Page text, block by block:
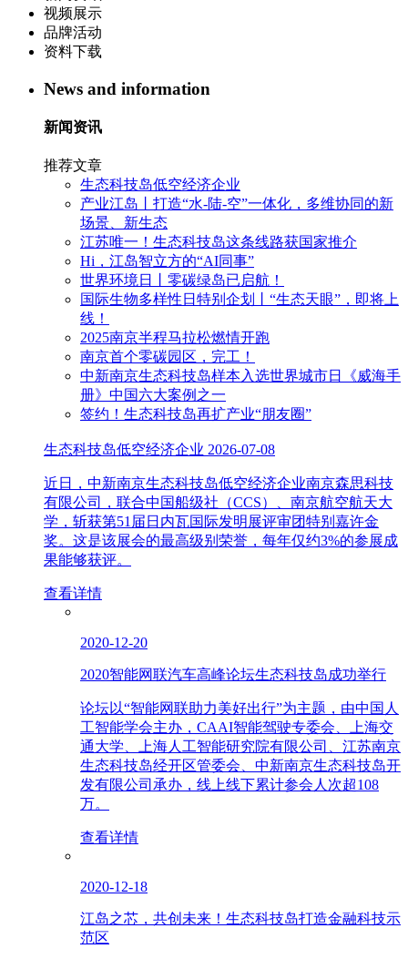
视频展示
品牌活动
资料下载
News and information
新闻资讯
推荐文章
生态科技岛低空经济企业
产业江岛丨打造“水-陆-空”一体化，多维协同的新
场景、新生态
江苏唯一！生态科技岛这条线路获国家推介
Hi，江岛智立方的“AI同事”
世界环境日丨零碳绿岛已启航！
国际生物多样性日特别企划丨“生态天眼”，即将上
线！
2025南京半程马拉松燃情开跑
南京首个零碳园区，完工！
中新南京生态科技岛样本入选世界城市日《威海手
册》中国六大案例之一
签约！生态科技岛再扩产业“朋友圈”
生态科技岛低空经济企业 2026-07-08
近日，中新南京生态科技岛低空经济企业南京森思科技
有限公司，联合中国船级社（CCS）、南京航空航天大
学，斩获第51届日内瓦国际发明展评审团特别嘉许金
奖。这是该展会的最高级别荣誉，每年仅约3%的参展成
果能够获评。
查看详情
2020-12-20
2020智能网联汽车高峰论坛生态科技岛成功举行
论坛以“智能网联助力美好出行”为主题，由中国人
工智能学会主办，CAAI智能驾驶专委会、上海交
通大学、上海人工智能研究院有限公司、江苏南京
生态科技岛经开区管委会、中新南京生态科技岛开
发有限公司承办，线上线下累计参会人次超108
万。
查看详情
2020-12-18
江岛之芯，共创未来！生态科技岛打造金融科技示
范区